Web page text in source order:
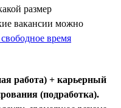
размер
вакансии можно
время
работа) + карьерный
(подработка).